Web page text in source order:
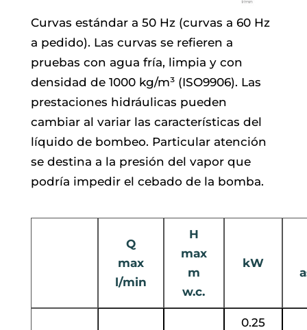
Curvas estándar a 50 Hz (curvas a 60 Hz
a pedido). Las curvas se refieren a
pruebas con agua fría, limpia y con
densidad de 1000 kg/m³ (ISO9906). Las
prestaciones hidráulicas pueden
cambiar al variar las características del
líquido de bombeo. Particular atención
se destina a la presión del vapor que
podría impedir el cebado de la bomba.
Q
max
l/min
H
max
m
w.c.
kW
0.25